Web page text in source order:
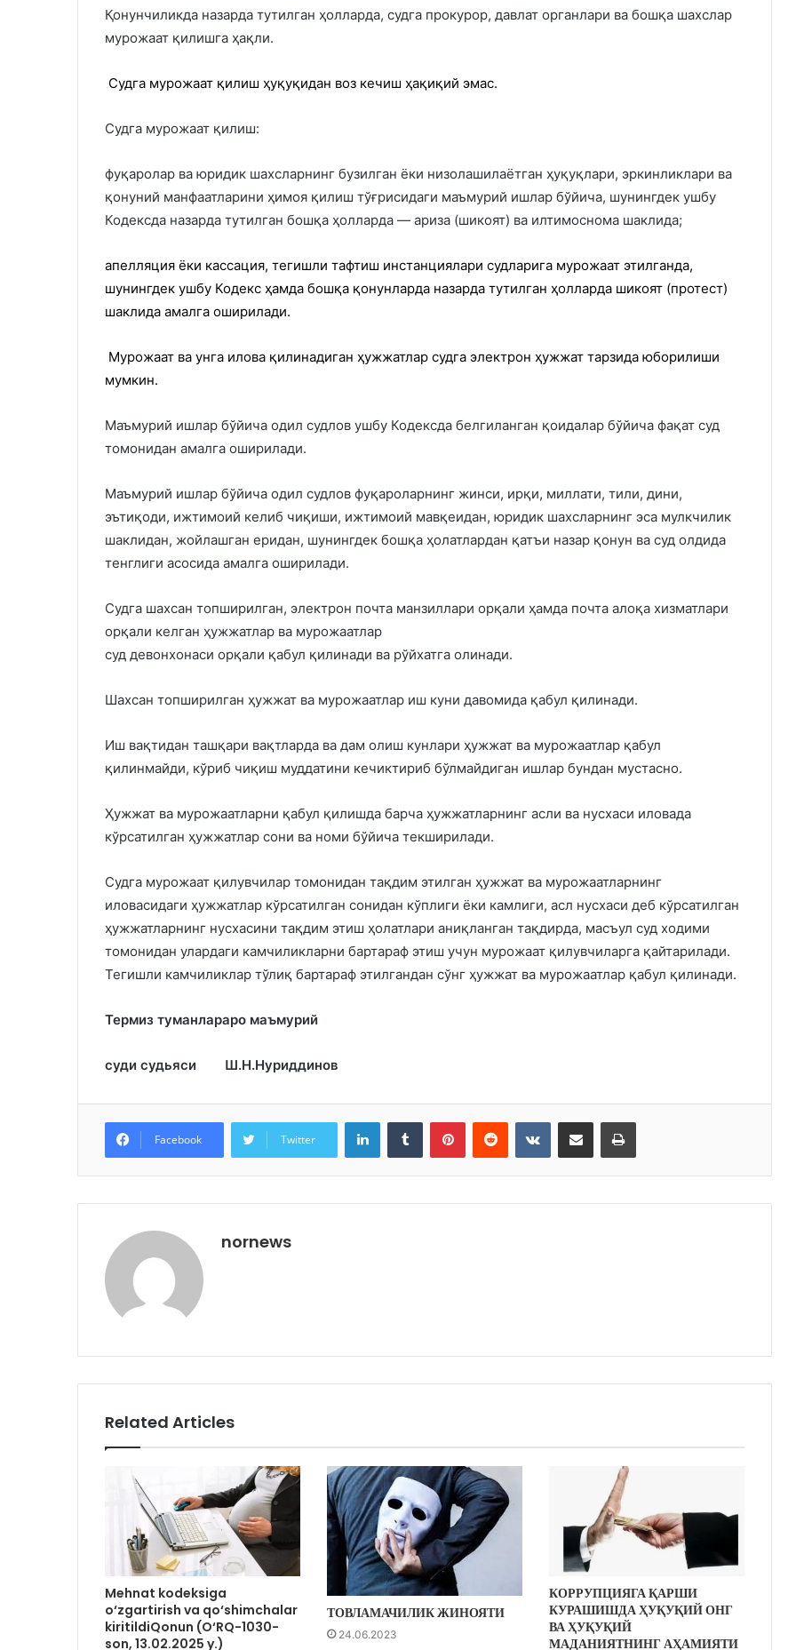
Қонунчиликда назарда тутилган ҳолларда, судга прокурор, давлат органлари ва бошқа шахслар
мурожаат қилишга ҳақли.
Судга мурожаат қилиш ҳуқуқидан воз кечиш ҳақиқий эмас.
Судга мурожаат қилиш:
фуқаролар ва юридик шахсларнинг бузилган ёки низолашилаётган ҳуқуқлари, эркинликлари ва
қонуний манфаатларини ҳимоя қилиш тўғрисидаги маъмурий ишлар бўйича, шунингдек ушбу
Кодексда назарда тутилган бошқа ҳолларда — ариза (шикоят) ва илтимоснома шаклида;
апелляция ёки кассация, тегишли тафтиш инстанциялари судларига мурожаат этилганда,
шунингдек ушбу Кодекс ҳамда бошқа қонунларда назарда тутилган ҳолларда шикоят (протест)
шаклида амалга оширилади.
Мурожаат ва унга илова қилинадиган ҳужжатлар судга электрон ҳужжат тарзида юборилиши
мумкин.
Маъмурий ишлар бўйича одил судлов ушбу Кодексда белгиланган қоидалар бўйича фақат суд
томонидан амалга оширилади.
Маъмурий ишлар бўйича одил судлов фуқароларнинг жинси, ирқи, миллати, тили, дини,
эътиқоди, ижтимоий келиб чиқиши, ижтимоий мавқеидан, юридик шахсларнинг эса мулкчилик
шаклидан, жойлашган еридан, шунингдек бошқа ҳолатлардан қатъи назар қонун ва суд олдида
тенглиги асосида амалга оширилади.
Судга шахсан топширилган, электрон почта манзиллари орқали ҳамда почта алоқа хизматлари
орқали келган ҳужжатлар ва мурожаатлар
суд девонхонаси орқали қабул қилинади ва рўйхатга олинади.
Шахсан топширилган ҳужжат ва мурожаатлар иш куни давомида қабул қилинади.
Иш вақтидан ташқари вақтларда ва дам олиш кунлари ҳужжат ва мурожаатлар қабул
қилинмайди, кўриб чиқиш муддатини кечиктириб бўлмайдиган ишлар бундан мустасно.
Ҳужжат ва мурожаатларни қабул қилишда барча ҳужжатларнинг асли ва нусхаси иловада
кўрсатилган ҳужжатлар сони ва номи бўйича текширилади.
Судга мурожаат қилувчилар томонидан тақдим этилган ҳужжат ва мурожаатларнинг
иловасидаги ҳужжатлар кўрсатилган сонидан кўплиги ёки камлиги, асл нусхаси деб кўрсатилган
ҳужжатларнинг нусхасини тақдим этиш ҳолатлари аниқланган тақдирда, масъул суд ходими
томонидан улардаги камчиликларни бартараф этиш учун мурожаат қилувчиларга қайтарилади.
Тегишли камчиликлар тўлиқ бартараф этилгандан сўнг ҳужжат ва мурожаатлар қабул қилинади.
Термиз туманлараро маъмурий
суди судьяси Ш.Н.Нуриддинов
Facebook Twitter
LinkedInTumblr PinterestReddit VKontakteShare via Email Print
nornews
Related Articles
Mehnat kodeksiga
o‘zgartirish va qo‘shimchalar
kiritildiQonun (O‘RQ-1030-
son, 13.02.2025 y.)
ТОВЛАМАЧИЛИК ЖИНОЯТИ
24.06.2023
КОРРУПЦИЯГА ҚАРШИ
КУРАШИШДА ҲУҚУҚИЙ ОНГ
ВА ҲУҚУҚИЙ
МАДАНИЯТНИНГ АҲАМИЯТИ